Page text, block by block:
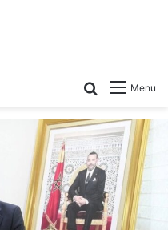
Menu